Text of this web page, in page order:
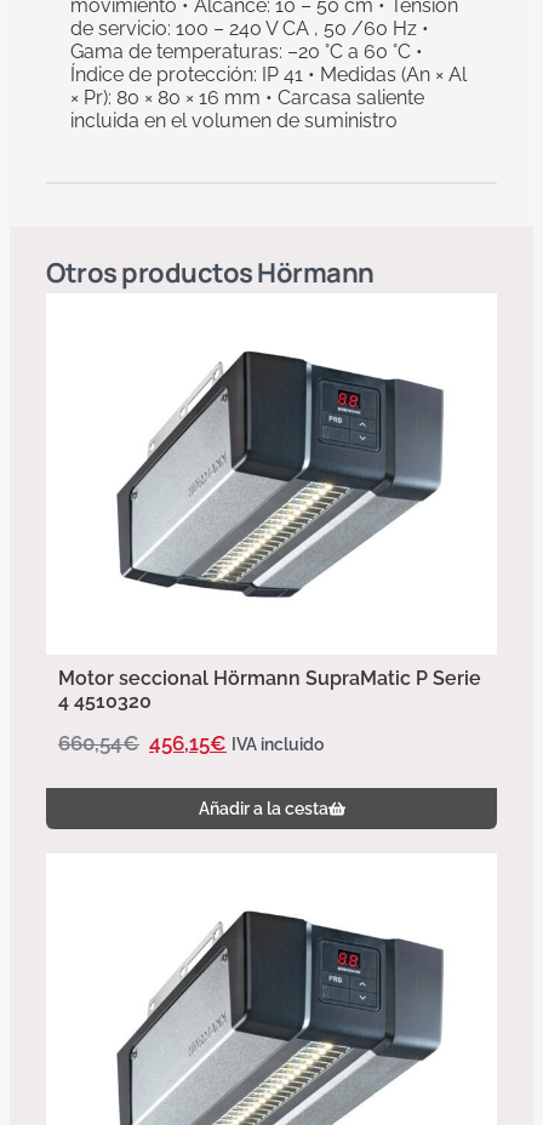
movimiento • Alcance: 10 – 50 cm • Tensión
de servicio: 100 – 240 V CA , 50 /60 Hz •
Gama de temperaturas: –20 °C a 60 °C •
Índice de protección: IP 41 • Medidas (An × Al
× Pr): 80 × 80 × 16 mm • Carcasa saliente
incluida en el volumen de suministro
Otros productosHörmann
Motor seccional Hörmann SupraMatic P Serie
4 4510320
660,54€ 456,15€ IVA incluido
Añadir a la cesta